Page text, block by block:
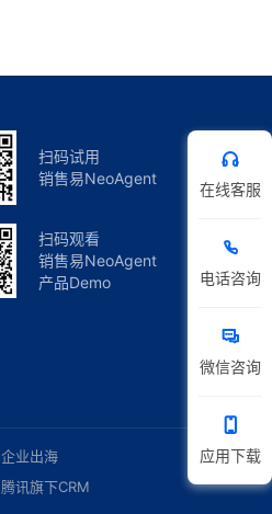
扫码试用
销售易NeoAgent
扫码观看
销售易NeoAgent
产品Demo
企业出海
腾讯旗下CRM
在线客服
电话咨询
微信咨询
应用下载